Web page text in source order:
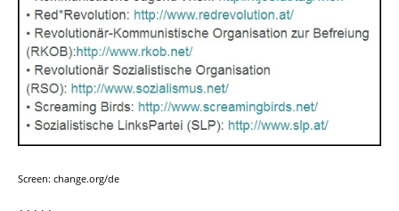
Screen: change.org/de